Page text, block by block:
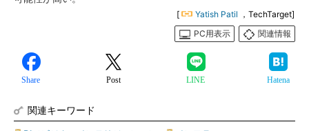
[ Yatish Patil ，TechTarget]
PC用表示
関連情報
Share Post LINE Hatena
関連キーワード